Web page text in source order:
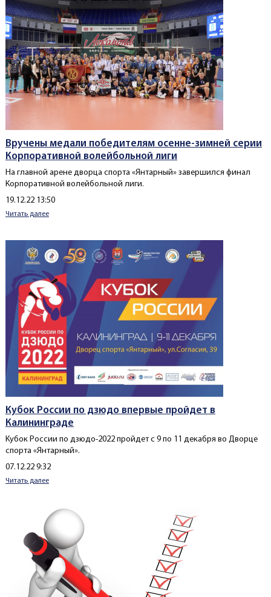
Вручены медали победителям осенне-зимней серии
Корпоративной волейбольной лиги
На главной арене дворца спорта «Янтарный» завершился финал
Корпоративной волейбольной лиги.
Создано
19.12.22 13:50
Читать далее
Кубок России по дзюдо впервые пройдет в
Калининграде
Кубок России по дзюдо-2022 пройдет с 9 по 11 декабря во Дворце
спорта «Янтарный».
Создано
07.12.22 9:32
Читать далее